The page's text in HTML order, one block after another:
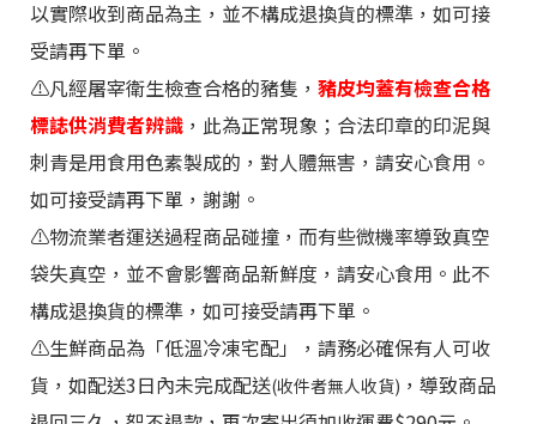
以實際收到商品為主，並不構成退換貨的標準，如可接
受請再下單。
⚠️凡經屠宰衛生檢查合格的豬隻， 豬皮均蓋有檢查合格
標誌供消費者辨識 ，此為正常現象；合法印章的印泥與
刺青是用食用色素製成的，對人體無害，請安心食用。
如可接受請再下單 ，謝謝。
⚠️物流業者運送過程商品碰撞，而有些微機率導致真空
袋失真空，並不會影響商品新鮮度，請安心食用。此不
構成退換貨的標準，如可接受請再下單。
⚠️生鮮商品為「低溫冷凍宅配」，請務必確保有人可收
貨，如配送3日內未完成配送(收件者無人收貨) ，導致商品